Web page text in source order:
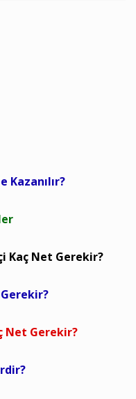
Kazanılır?
Kaç Net Gerekir?
Net Gerekir?